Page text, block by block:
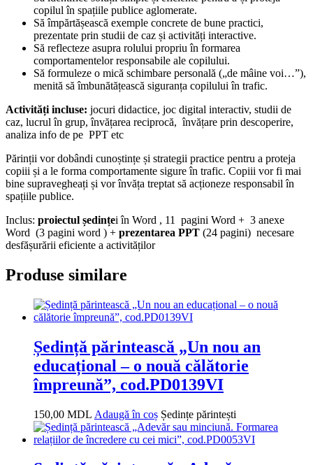
copilul în spațiile publice aglomerate.
Să împărtășească exemple concrete de bune practici,
prezentate prin studii de caz și activități interactive.
Să reflecteze asupra rolului propriu în formarea
comportamentelor responsabile ale copilului.
Să formuleze o mică schimbare personală („de mâine voi…”),
menită să îmbunătățească siguranța copilului în trafic.
Activități incluse: jocuri didactice, joc digital interactiv, studii de
caz, lucrul în grup, învățarea reciprocă, învățare prin descoperire,
analiza info de pe PPT etc
Părinții vor dobândi cunoștințe și strategii practice pentru a proteja
copiii și a le forma comportamente sigure în trafic. Copiii vor fi mai
bine supravegheați și vor învăța treptat să acționeze responsabil în
spațiile publice.
Inclus: proiectul ședinței în Word , 11 pagini Word + 3 anexe
Word (3 pagini word ) + prezentarea PPT (24 pagini) necesare
desfășurării eficiente a activităților
Produse similare
Ședință părintească „Un nou an
educațional – o nouă călătorie
împreună”, cod.PD0139VI
150,00 MDL Adaugă în coș Ședințe părintești